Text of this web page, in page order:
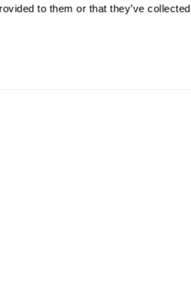
to them or that they’ve collected